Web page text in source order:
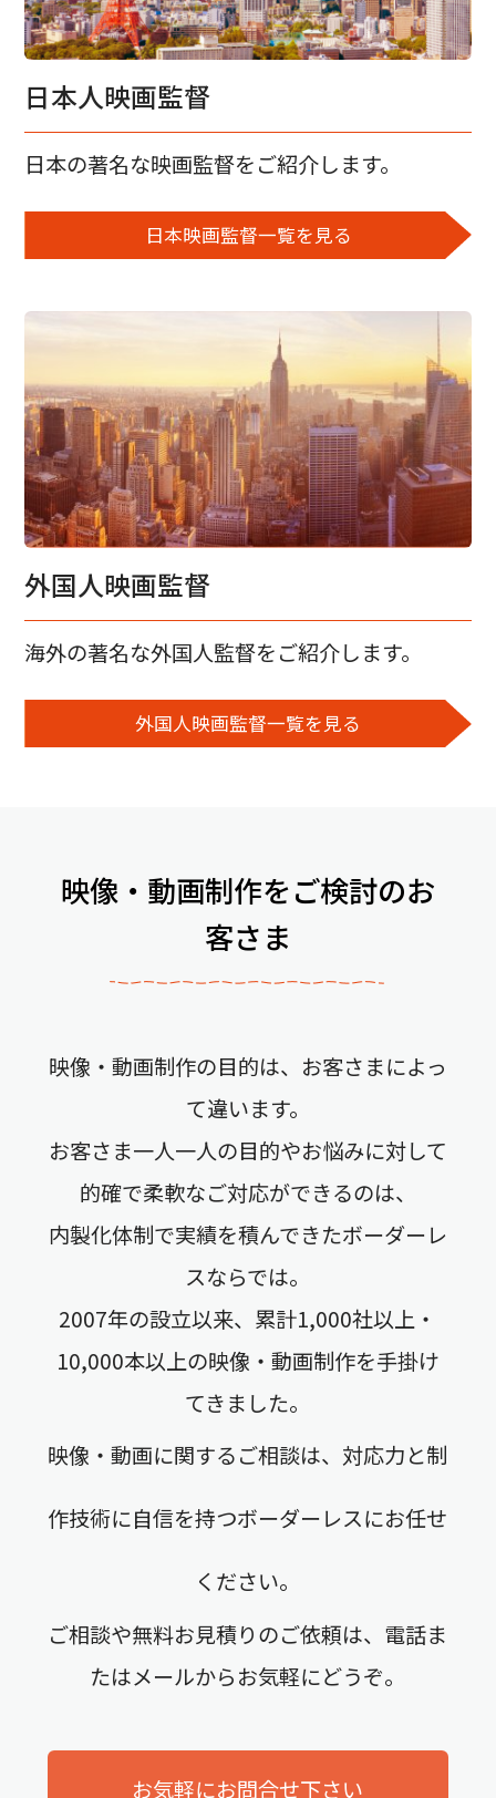
日本人映画監督
日本の著名な映画監督をご紹介します。
日本映画監督一覧を見る
外国人映画監督
海外の著名な外国人監督をご紹介します。
外国人映画監督一覧を見る
映像・動画制作をご検討のお
客さま
映像・動画制作の目的は、お客さまによっ
て違います。
お客さま一人一人の目的やお悩みに対して
的確で柔軟なご対応ができるのは、
内製化体制で実績を積んできたボーダーレ
スならでは。
2007年の設立以来、累計1,000社以上・
10,000本以上の映像・動画制作を手掛け
てきました。
映像・動画に関するご相談は、対応力と制
作技術に自信を持つボーダーレスにお任せ
ください。
ご相談や無料お見積りのご依頼は、電話ま
たはメールからお気軽にどうぞ。
お気軽にお問合せ下さい